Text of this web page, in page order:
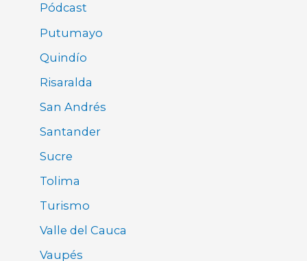
Pódcast
Putumayo
Quindío
Risaralda
San Andrés
Santander
Sucre
Tolima
Turismo
Valle del Cauca
Vaupés